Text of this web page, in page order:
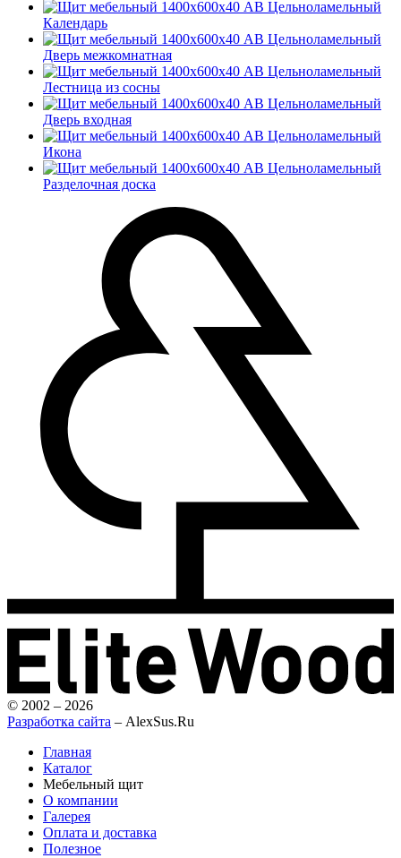
Календарь
Дверь межкомнатная
Лестница из сосны
Дверь входная
Икона
Разделочная доска
© 2002 – 2026
Разработка сайта – AlexSus.Ru
Главная
Каталог
Мебельный щит
О компании
Галерея
Оплата и доставка
Полезное